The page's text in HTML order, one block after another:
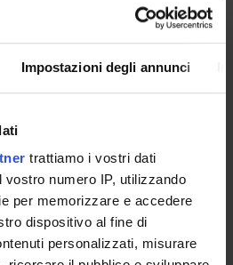
Impostazioni degli annunci
trattiamo i vostri dati
vostro numero IP, utilizzando
per memorizzare e accedere
dispositivo al fine di
personalizzati, misurare